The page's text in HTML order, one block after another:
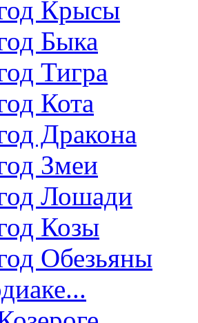
Крысы
Быка
Тигра
Кота
Дракона
Змеи
Лошади
Козы
Обезьяны